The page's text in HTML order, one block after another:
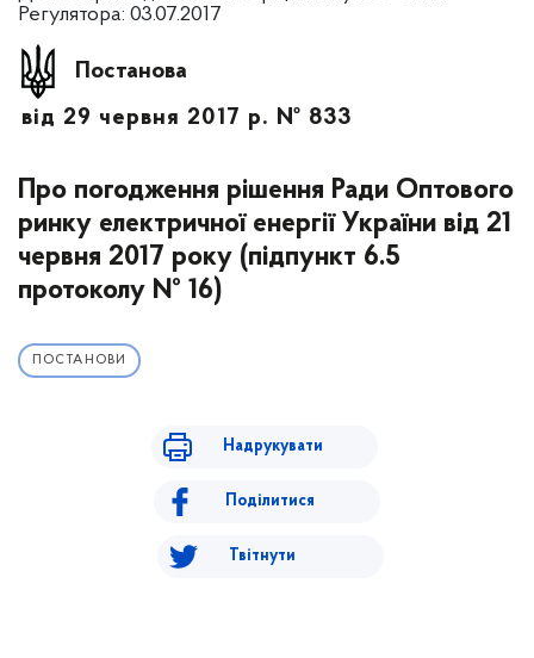
Регулятора: 03.07.2017
Постанова
від 29 червня 2017 р. № 833
Про погодження рішення Ради Оптового
ринку електричної енергії України від 21
червня 2017 року (підпункт 6.5
протоколу № 16)
ПОСТАНОВИ
Надрукувати
Поділитися
Твітнути